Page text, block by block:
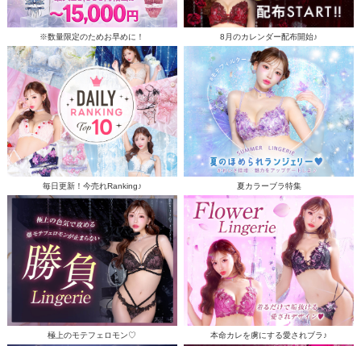
※数量限定のためお早めに！ 8月のカレンダー配布開始♪
毎日更新！今売れRanking♪ 夏カラーブラ特集
極上のモテフェロモン♡ 本命カレを虜にする愛されブラ♪